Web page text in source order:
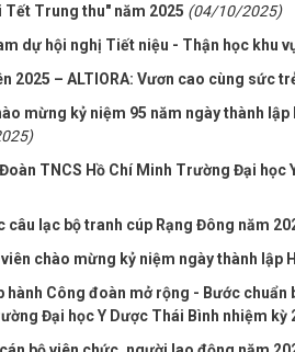
Tết Trung thu" năm 2025 (04/10/2025)
dự hội nghị Tiết niệu - Thận học khu
2025 – ALTIORA: Vươn cao cùng sức
mừng kỷ niệm 95 năm ngày thành
TNCS Hồ Chí Minh Trường Đại học
câu lạc bộ tranh cúp Rạng Đông năm
chào mừng kỷ niệm ngày thành lập
hành Công đoàn mở rộng - Bước
Đại học Y Dược Thái Bình nhiệm kỳ